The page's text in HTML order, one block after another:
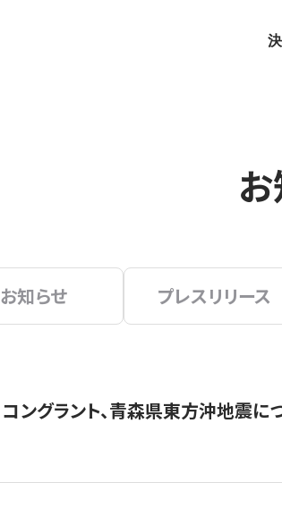
お知らせ プレスリリース
コングラント、青森県東方沖地震